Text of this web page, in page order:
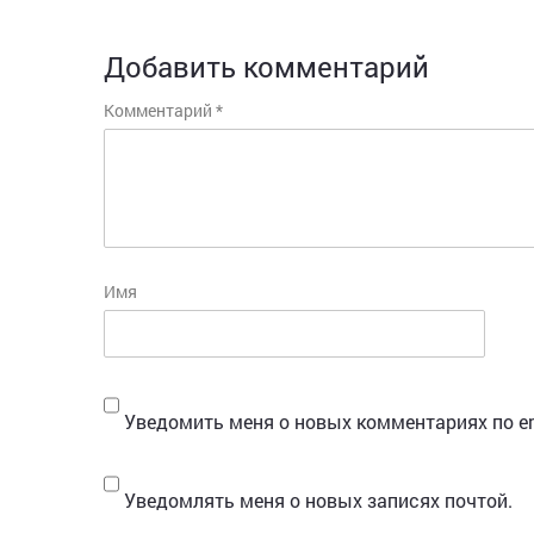
Добавить комментарий
Комментарий *
Имя
Уведомить меня о новых комментариях по
Уведомлять меня о новых записях почтой.